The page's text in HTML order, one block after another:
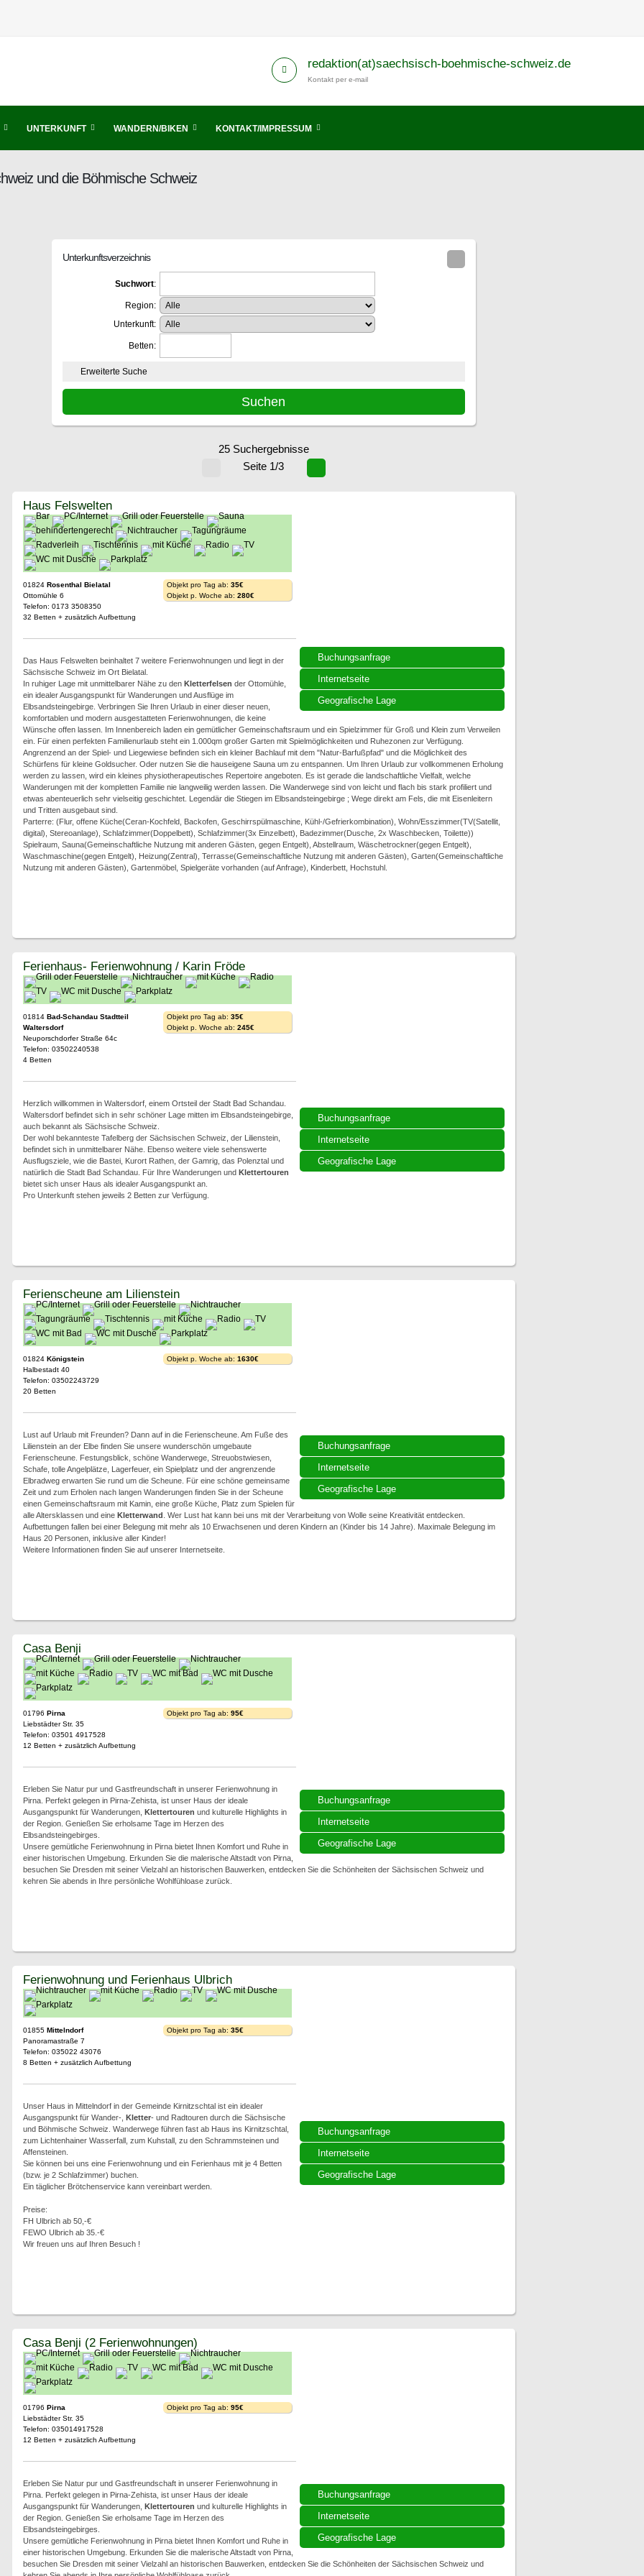
redaktion(at)saechsisch-boehmische-schweiz.de
Kontakt per e-mail
UNTERKUNFT WANDERN/BIKEN KONTAKT/IMPRESSUM
und die Böhmische Schweiz
Unterkunftsverzeichnis
Suchwort:
Region:
Unterkunft:
Betten:
Erweiterte Suche
25 Suchergebnisse
Seite 1/3
Buchungsanfrage
Internetseite
Geografische Lage
Haus Felswelten
01824 Rosenthal Bielatal
Ottomühle 6
Telefon: 0173 3508350
32 Betten + zusätzlich Aufbettung
Objekt pro Tag ab: 35€
Objekt p. Woche ab: 280€
Das Haus Felswelten beinhaltet 7 weitere Ferienwohnungen und liegt in der
Sächsische Schweiz im Ort Bielatal.
In ruhiger Lage mit unmittelbarer Nähe zu den Kletterfelsen der Ottomühle,
ein idealer Ausgangspunkt für Wanderungen und Ausflüge im
Elbsandsteingebirge. Verbringen Sie Ihren Urlaub in einer dieser neuen,
komfortablen und modern ausgestatteten Ferienwohnungen, die keine
Wünsche offen lassen. Im Innenbereich laden ein gemütlicher Gemeinschaftsraum und ein Spielzimmer für Groß und Klein zum Verweilen
ein. Für einen perfekten Familienurlaub steht ein 1.000qm großer Garten mit Spielmöglichkeiten und Ruhezonen zur Verfügung.
Angrenzend an der Spiel- und Liegewiese befinden sich ein kleiner Bachlauf mit dem "Natur-Barfußpfad" und die Möglichkeit des
Schürfens für kleine Goldsucher. Oder nutzen Sie die hauseigene Sauna um zu entspannen. Um Ihren Urlaub zur vollkommenen Erholung
werden zu lassen, wird ein kleines physiotherapeutisches Repertoire angeboten. Es ist gerade die landschaftliche Vielfalt, welche
Wanderungen mit der kompletten Familie nie langweilig werden lassen. Die Wanderwege sind von leicht und flach bis stark profiliert und
etwas abenteuerlich sehr vielseitig geschichtet. Legendär die Stiegen im Elbsandsteingebirge ; Wege direkt am Fels, die mit Eisenleitern
und Tritten ausgebaut sind.
Parterre: (Flur, offene Küche(Ceran-Kochfeld, Backofen, Geschirrspülmaschine, Kühl-/Gefrierkombination), Wohn/Esszimmer(TV(Satellit,
digital), Stereoanlage), Schlafzimmer(Doppelbett), Schlafzimmer(3x Einzelbett), Badezimmer(Dusche, 2x Waschbecken, Toilette))
Spielraum, Sauna(Gemeinschaftliche Nutzung mit anderen Gästen, gegen Entgelt), Abstellraum, Wäschetrockner(gegen Entgelt),
Waschmaschine(gegen Entgelt), Heizung(Zentral), Terrasse(Gemeinschaftliche Nutzung mit anderen Gästen), Garten(Gemeinschaftliche
Nutzung mit anderen Gästen), Gartenmöbel, Spielgeräte vorhanden (auf Anfrage), Kinderbett, Hochstuhl.
Buchungsanfrage
Internetseite
Geografische Lage
Ferienhaus- Ferienwohnung / Karin Fröde
01814 Bad-Schandau Stadtteil
Waltersdorf
Neuporschdorfer Straße 64c
Telefon: 03502240538
4 Betten
Objekt pro Tag ab: 35€
Objekt p. Woche ab: 245€
Herzlich willkommen in Waltersdorf, einem Ortsteil der Stadt Bad Schandau.
Waltersdorf befindet sich in sehr schöner Lage mitten im Elbsandsteingebirge,
auch bekannt als Sächsische Schweiz.
Der wohl bekannteste Tafelberg der Sächsischen Schweiz, der Lilienstein,
befindet sich in unmittelbarer Nähe. Ebenso weitere viele sehenswerte
Ausflugsziele, wie die Bastei, Kurort Rathen, der Gamrig, das Polenztal und
natürlich die Stadt Bad Schandau. Für Ihre Wanderungen und Klettertouren
bietet sich unser Haus als idealer Ausgangspunkt an.
Pro Unterkunft stehen jeweils 2 Betten zur Verfügung.
Buchungsanfrage
Internetseite
Geografische Lage
Ferienscheune am Lilienstein
01824 Königstein
Halbestadt 40
Telefon: 03502243729
20 Betten
Objekt p. Woche ab: 1630€
Lust auf Urlaub mit Freunden? Dann auf in die Ferienscheune. Am Fuße des
Lilienstein an der Elbe finden Sie unsere wunderschön umgebaute
Ferienscheune. Festungsblick, schöne Wanderwege, Streuobstwiesen,
Schafe, tolle Angelplätze, Lagerfeuer, ein Spielplatz und der angrenzende
Elbradweg erwarten Sie rund um die Scheune. Für eine schöne gemeinsame
Zeit und zum Erholen nach langen Wanderungen finden Sie in der Scheune
einen Gemeinschaftsraum mit Kamin, eine große Küche, Platz zum Spielen für
alle Altersklassen und eine Kletterwand . Wer Lust hat kann bei uns mit der Verarbeitung von Wolle seine Kreativität entdecken.
Aufbettungen fallen bei einer Belegung mit mehr als 10 Erwachsenen und deren Kindern an (Kinder bis 14 Jahre). Maximale Belegung im
Haus 20 Personen, inklusive aller Kinder!
Weitere Informationen finden Sie auf unserer Internetseite.
Buchungsanfrage
Internetseite
Geografische Lage
Casa Benji
01796 Pirna
Liebstädter Str. 35
Telefon: 03501 4917528
12 Betten + zusätzlich Aufbettung
Objekt pro Tag ab: 95€
Erleben Sie Natur pur und Gastfreundschaft in unserer Ferienwohnung in
Pirna. Perfekt gelegen in Pirna-Zehista, ist unser Haus der ideale
Ausgangspunkt für Wanderungen, Klettertouren und kulturelle Highlights in
der Region. Genießen Sie erholsame Tage im Herzen des
Elbsandsteingebirges.
Unsere gemütliche Ferienwohnung in Pirna bietet Ihnen Komfort und Ruhe in
einer historischen Umgebung. Erkunden Sie die malerische Altstadt von Pirna,
besuchen Sie Dresden mit seiner Vielzahl an historischen Bauwerken, entdecken Sie die Schönheiten der Sächsischen Schweiz und
kehren Sie abends in Ihre persönliche Wohlfühloase zurück.
Buchungsanfrage
Internetseite
Geografische Lage
Ferienwohnung und Ferienhaus Ulbrich
01855 Mittelndorf
Panoramastraße 7
Telefon: 035022 43076
8 Betten + zusätzlich Aufbettung
Objekt pro Tag ab: 35€
Unser Haus in Mittelndorf in der Gemeinde Kirnitzschtal ist ein idealer
Ausgangspunkt für Wander-, Kletter- und Radtouren durch die Sächsische
und Böhmische Schweiz. Wanderwege führen fast ab Haus ins Kirnitzschtal,
zum Lichtenhainer Wasserfall, zum Kuhstall, zu den Schrammsteinen und
Affensteinen.
Sie können bei uns eine Ferienwohnung und ein Ferienhaus mit je 4 Betten
(bzw. je 2 Schlafzimmer) buchen.
Ein täglicher Brötchenservice kann vereinbart werden.
Preise:
FH Ulbrich ab 50,-€
FEWO Ulbrich ab 35.-€
Wir freuen uns auf Ihren Besuch !
Buchungsanfrage
Internetseite
Geografische Lage
Casa Benji (2 Ferienwohnungen)
01796 Pirna
Liebstädter Str. 35
Telefon: 035014917528
12 Betten + zusätzlich Aufbettung
Objekt pro Tag ab: 95€
Erleben Sie Natur pur und Gastfreundschaft in unserer Ferienwohnung in
Pirna. Perfekt gelegen in Pirna-Zehista, ist unser Haus der ideale
Ausgangspunkt für Wanderungen, Klettertouren und kulturelle Highlights in
der Region. Genießen Sie erholsame Tage im Herzen des
Elbsandsteingebirges.
Unsere gemütliche Ferienwohnung in Pirna bietet Ihnen Komfort und Ruhe in
einer historischen Umgebung. Erkunden Sie die malerische Altstadt von Pirna,
besuchen Sie Dresden mit seiner Vielzahl an historischen Bauwerken, entdecken Sie die Schönheiten der Sächsischen Schweiz und